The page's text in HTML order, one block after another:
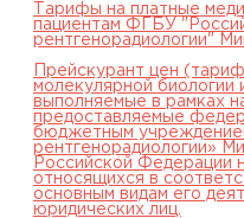
Тарифы на платные
пациентам ФГБУ
рентгенорадиологии"
Прейскурант цен
молекулярной биологии
выполняемые в рамках
предоставляемые
бюджетным
рентгенорадиологии»
Российской Федерации
относящихся в
основным видам его
юридических лиц.